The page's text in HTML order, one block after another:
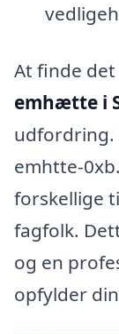
At finde
emhætte i
udfordring.
emhtte-
forskellige
fagfolk.
og en
opfylder